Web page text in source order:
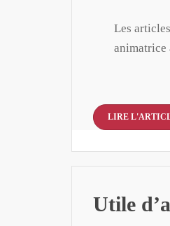
Les
animatrice
LIRE
Utile